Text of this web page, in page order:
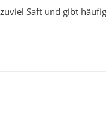
Saft und gibt